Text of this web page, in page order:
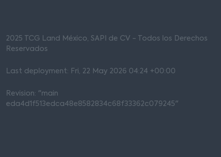
2025 TCG Land México, SAPI de CV - Todos los Derechos
Reservados
Last deployment: Fri, 22 May 2026 04:24 +00:00
Revision: "main
eda4d1f513edca48e8582834c68f33362c079245"